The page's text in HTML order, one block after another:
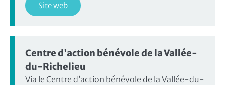
Site web
Centre d'action bénévole de la Vallée-
du-Richelieu
Via le Centre d’action bénévole de la Vallée-du-